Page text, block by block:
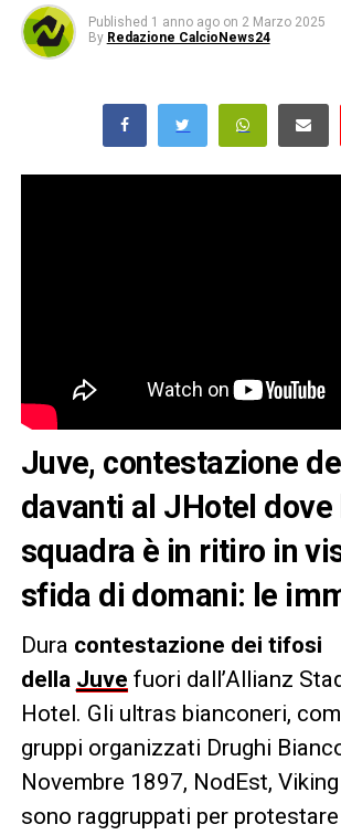
Published 1 anno ago on 2 Marzo 2025
By Redazione CalcioNews24
Juve, contestazione
davanti al JHotel dove
squadra è in ritiro in
sfida di domani: le
Dura contestazione dei tifosi
della Juve fuori dall’Allianz
Hotel. Gli ultras bianconeri,
gruppi organizzati Drughi
Novembre 1897, NodEst,
sono raggruppati per